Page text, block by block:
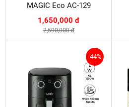
MAGIC Eco AC-129
1,650,000 đ
2,590,000 đ
-44%